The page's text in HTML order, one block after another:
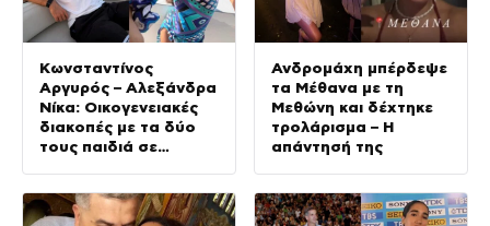
Κωνσταντίνος
Αργυρός – Αλεξάνδρα
Νίκα: Οικογενειακές
διακοπές με τα δύο
τους παιδιά σε
Ανδρομάχη μπέρδεψε
τα Μέθανα με τη
Μεθώνη και δέχτηκε
τρολάρισμα – Η
απάντησή της